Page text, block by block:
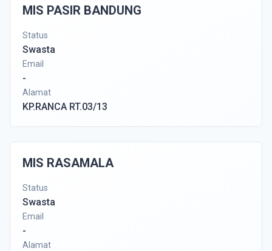
MIS PASIR BANDUNG
Status
Swasta
Email
-
Alamat
KP.RANCA RT.03/13
MIS RASAMALA
Status
Swasta
Email
-
Alamat